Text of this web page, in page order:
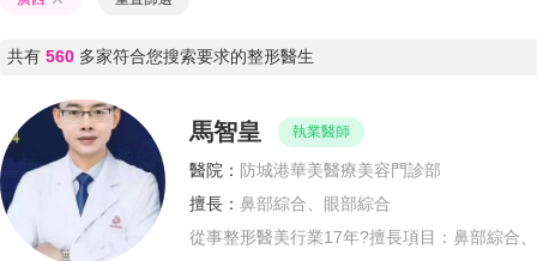
共有 560 多家符合您搜索要求的整形醫生
馬智皇 執業醫師
醫院： 防城港華美醫療美容門診部
擅長： 鼻部綜合、眼部綜合
從事整形醫美行業17年?擅長項目：鼻部綜合